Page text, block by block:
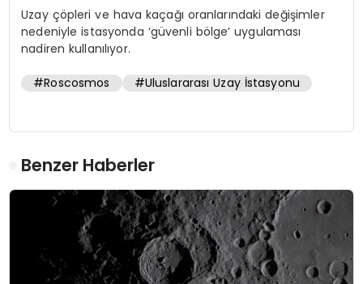
Uzay çöpleri ve hava kaçağı oranlarındaki değişimler
nedeniyle istasyonda ‘güvenli bölge’ uygulaması
nadiren kullanılıyor.
#Roscosmos #Uluslararası Uzay İstasyonu
Benzer Haberler